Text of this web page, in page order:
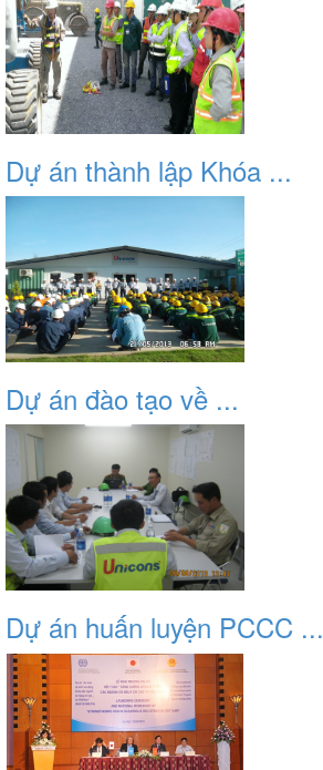
Dự án thành lập Khóa ...
Dự án đào tạo về ...
Dự án huấn luyện PCCC ...